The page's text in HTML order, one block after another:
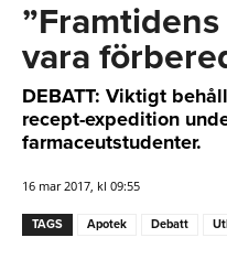
vara
DEBATT: Viktigt
recept-expedition
farmaceutstudenter.
16 mar 2017, kl 09:55
TAGS Apotek Debatt